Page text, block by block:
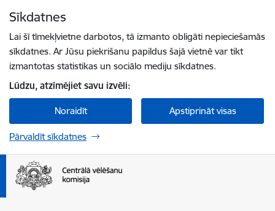
Sīkdatnes
Lai šī tīmekļvietne darbotos, tā izmanto obligāti nepieciešamās
sīkdatnes. Ar Jūsu piekrišanu papildus šajā vietnē var tikt
izmantotas statistikas un sociālo mediju sīkdatnes.
Lūdzu, atzīmējiet savu izvēli:
Noraidīt Apstiprināt visas
Pārvaldīt sīkdatnes